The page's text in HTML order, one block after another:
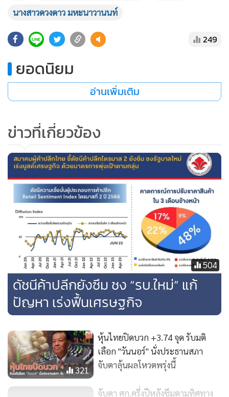
แผนที่จะออกสินค้าใหม่ในกลุ่มสินค้ายั่งยืน ซึ่งได้รับการตอบรับที่
โลกและอนุรักษ์สิ่งแวดล้อม ขณะเดียวกัน ในไตรมาสที่ 3 จะเริ่มมี
กิจกรรมและอีเวนต์ในประเทศฟิลิปปินส์ หลังจากบริษัทฯ ได้เข้า
ลงทุนใน Moda SBN ในฟิลิปปินส์ ซึ่งประกอบธุรกิจค้าปลีก และ
ประเทศฟิลิปปินส์ ด้วยการเข้าถือหุ้นในสัดส่วน 77% ซึ่งเริ่มรับรู้
รายได้ตามสัดส่วนเต็มไตรมาสในไตรมาสที่ 2 ของปีนี้ ทำให้ช่วง
ครึ่งหลังของปีนี้จะเป็นช่วงที่กิจกรรมต่างๆ คึกคักขึ้นและมีสีสัน
มากยิ่งขึ้น
นางสาวดวงดาว มหะนาวานนท์
249
ยอดนิยม
อ่านเพิ่มเติม
ข่าวที่เกี่ยวข้อง
504
ดัชนีค้าปลีกยังซึม ชง “รบ.ใหม่” แก้
ปัญหา เร่งฟื้นเศรษฐกิจ
321
หุ้นไทยปิดบวก +3.74 จุด รับมติ
เลือก "วันนอร์" นั่งประธานสภา
จับตาลุ้นผลโหวตพรุ่งนี้
จับตา ศก.ครึ่งปีหลังซึมตามทิศทาง